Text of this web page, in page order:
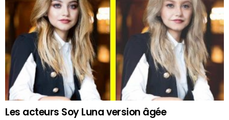
Les acteurs Soy Luna version âgée